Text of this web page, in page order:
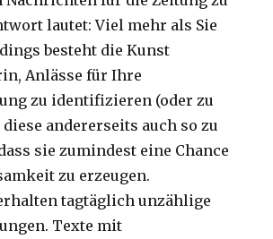
lautet: Viel mehr als Sie
besteht die Kunst
Anlässe für Ihre
zu identifizieren (oder zu
andererseits auch so zu
sie zumindest eine Chance
zu erzeugen.
tagtäglich unzählige
Texte mit